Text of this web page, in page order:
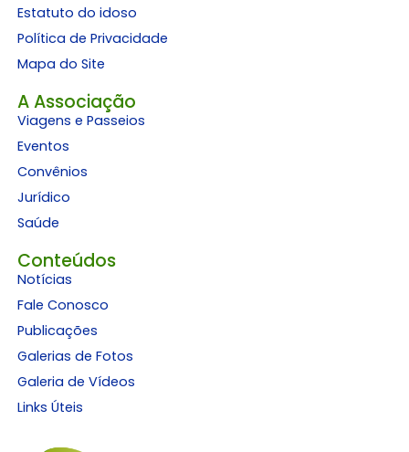
Estatuto do idoso
Política de Privacidade
Mapa do Site
A Associação
Viagens e Passeios
Eventos
Convênios
Jurídico
Saúde
Conteúdos
Notícias
Fale Conosco
Publicações
Galerias de Fotos
Galeria de Vídeos
Links Úteis